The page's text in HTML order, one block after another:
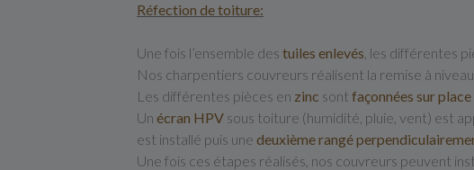
Réfection de toiture:
Une fois l’ensemble des tuiles enlevés , les différentes
Nos charpentiers couvreurs réalisent la remise à
Les différentes pièces en zinc sont façonnées sur place
Un écran HPV sous toiture (humidité, pluie, vent) est
est installé puis une deuxième rangé
Une fois ces étapes réalisés, nos couvreurs peuvent